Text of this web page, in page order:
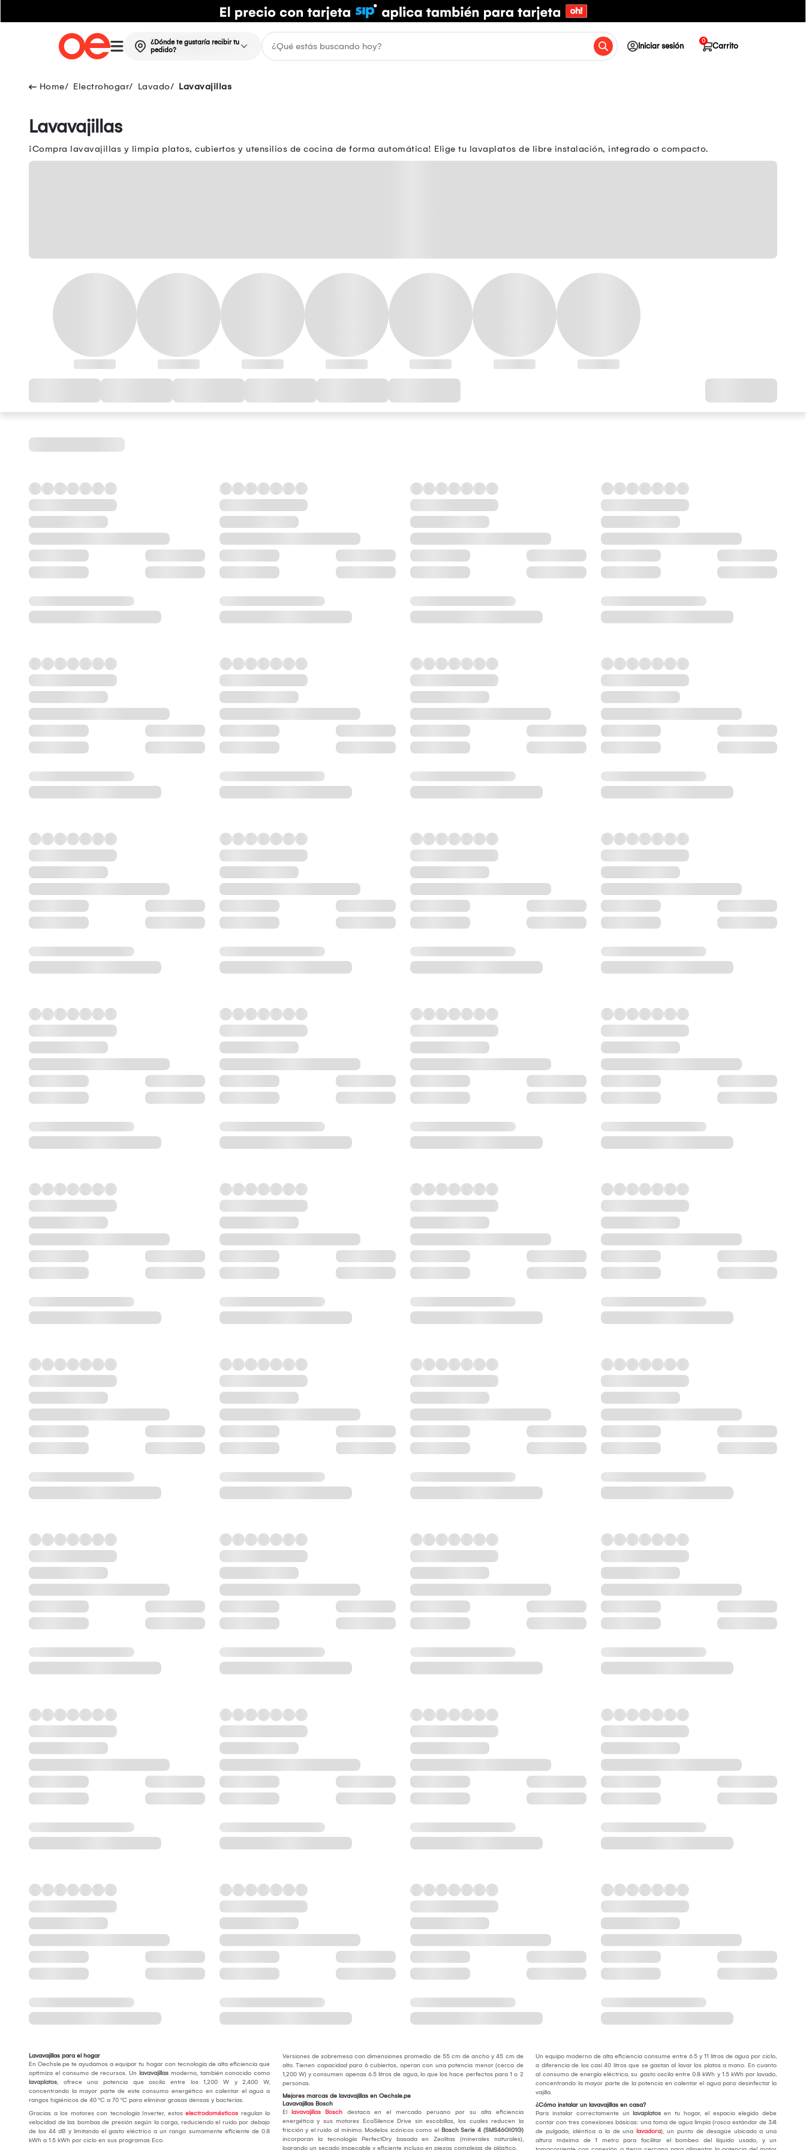
¿Dónde te gustaría recibir tu
pedido?
Iniciar sesión Carrito
0
Electrohogar Lavado Lavavajillas
Lavavajillas
¡Compra lavavajillas y limpia platos, cubiertos y utensilios de cocina de forma automática! Elige tu lavaplatos de libre instalación, integrado o compacto.
Lavavajillas para el hogar
En Oechsle.pe te ayudamos a equipar tu hogar con tecnología de alta eficiencia que
optimiza el consumo de recursos. Un lavavajillas moderno, también conocido como
lavaplatos, ofrece una potencia que oscila entre los 1,200 W y 2,400 W,
concentrando la mayor parte de este consumo energético en calentar el agua a
rangos higiénicos de 40 °C a 70 °C para eliminar grasas densas y bacterias.
Gracias a los motores con tecnología Inverter, estos electrodomésticos regulan la
velocidad de las bombas de presión según la carga, reduciendo el ruido por debajo
de los 44 dB y limitando el gasto eléctrico a un rango sumamente eficiente de 0.8
kWh a 1.5 kWh por ciclo en sus programas Eco.
Versiones de sobremesa con dimensiones promedio de 55 cm de ancho y 45 cm de
alto. Tienen capacidad para 6 cubiertos, operan con una potencia menor (cerca de
1,200 W) y consumen apenas 6.5 litros de agua, lo que los hace perfectos para 1 o 2
personas.
Mejores marcas de lavavajillas en Oechsle.pe
Lavavajillas Bosch
El
lavavajillas Boschdestaca en el mercado peruano por su alta eficiencia
energética y sus motores EcoSilence Drive sin escobillas, los cuales reducen la
fricción y el ruido al mínimo. Modelos icónicos como el
Bosch Serie 4 (SMS46GI01G)
incorporan la tecnología PerfectDry basada en Zeolitas (minerales naturales),
logrando un secado impecable y eficiente incluso en piezas complejas de plástico.
Un equipo moderno de alta eficiencia consume entre 6.5 y 11 litros de agua por ciclo,
a diferencia de los casi 40 litros que se gastan al lavar los platos a mano. En cuanto
al consumo de energía eléctrica, su gasto oscila entre 0.8 kWh y 1.5 kWh por lavado,
concentrando la mayor parte de la potencia en calentar el agua para desinfectar la
vajilla.
¿Cómo instalar un lavavajillas en casa?
Para instalar correctamente un
lavaplatosen tu hogar, el espacio elegido debe
contar con tres conexiones básicas: una toma de agua limpia (rosca estándar de 3/4
de pulgada, idéntica a la de una lavadora), un punto de desagüe ubicado a una
altura máxima de 1 metro para facilitar el bombeo del líquido usado, y un